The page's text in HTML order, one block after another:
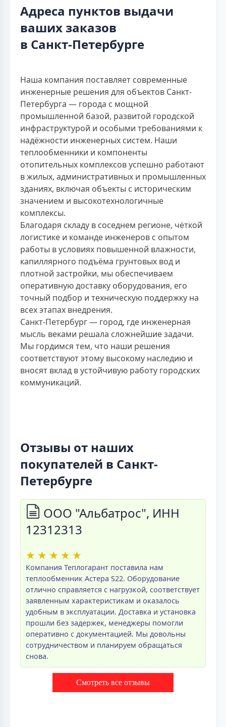
Адреса пунктов выдачи
ваших заказов
в Санкт-Петербурге
Наша компания поставляет современные
инженерные решения для объектов Санкт-
Петербурга — города с мощной
промышленной базой, развитой городской
инфраструктурой и особыми требованиями к
надёжности инженерных систем. Наши
теплообменники и компоненты
отопительных комплексов успешно работают
в жилых, административных и промышленных
зданиях, включая объекты с историческим
значением и высокотехнологичные
комплексы.
Благодаря складу в соседнем регионе, чёткой
логистике и команде инженеров с опытом
работы в условиях повышенной влажности,
капиллярного подъёма грунтовых вод и
плотной застройки, мы обеспечиваем
оперативную доставку оборудования, его
точный подбор и техническую поддержку на
всех этапах внедрения.
Санкт-Петербург — город, где инженерная
мысль веками решала сложнейшие задачи.
Мы гордимся тем, что наши решения
соответствуют этому высокому наследию и
вносят вклад в устойчивую работу городских
коммуникаций.
Отзывы от наших
покупателей в Санкт-
Петербурге
ООО "Альбатрос", ИНН
12312313
★ ★ ★ ★ ★
Компания Теплогарант поставила нам
теплообменник Астера S22. Оборудование
отлично справляется с нагрузкой, соответствует
заявленным характеристикам и оказалось
удобным в эксплуатации. Доставка и установка
прошли без задержек, менеджеры помогли
оперативно с документацией. Мы довольны
сотрудничеством и планируем обращаться
снова.
Смотреть все отзывы